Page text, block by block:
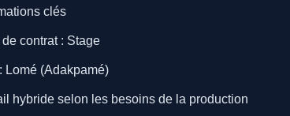
clés
contrat : Stage
Lomé (Adakpamé)
hybride selon les besoins de la production